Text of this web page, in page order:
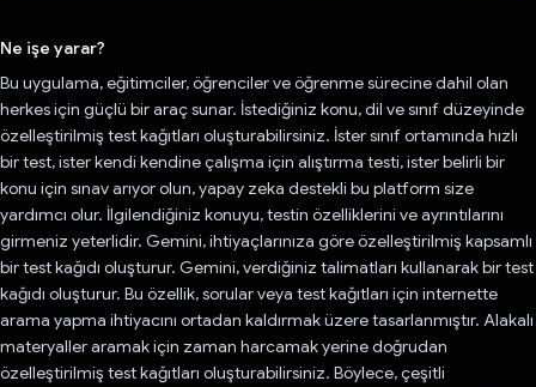
Ne işe yarar?
Bu uygulama, eğitimciler, öğrenciler ve öğrenme sürecine dahil olan
herkes için güçlü bir araç sunar. İstediğiniz konu, dil ve sınıf düzeyinde
özelleştirilmiş test kağıtları oluşturabilirsiniz. İster sınıf ortamında hızlı
bir test, ister kendi kendine çalışma için alıştırma testi, ister belirli bir
konu için sınav arıyor olun, yapay zeka destekli bu platform size
yardımcı olur. İlgilendiğiniz konuyu, testin özelliklerini ve ayrıntılarını
girmeniz yeterlidir. Gemini, ihtiyaçlarınıza göre özelleştirilmiş kapsamlı
bir test kağıdı oluşturur. Gemini, verdiğiniz talimatları kullanarak bir test
kağıdı oluşturur. Bu özellik, sorular veya test kağıtları için internette
arama yapma ihtiyacını ortadan kaldırmak üzere tasarlanmıştır. Alakalı
materyaller aramak için zaman harcamak yerine doğrudan
özelleştirilmiş test kağıtları oluşturabilirsiniz. Böylece, çeşitli